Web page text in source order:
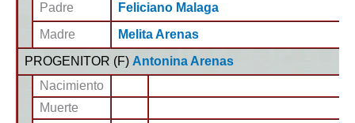
Padre
Feliciano Malaga
Madre
Melita Arenas
PROGENITOR (F) Antonina Arenas
Nacimiento
Muerte